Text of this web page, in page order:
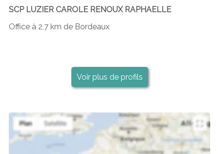
SCP LUZIER CAROLE RENOUX RAPHAELLE
Office à 2,7 km de Bordeaux
Voir plus de profils